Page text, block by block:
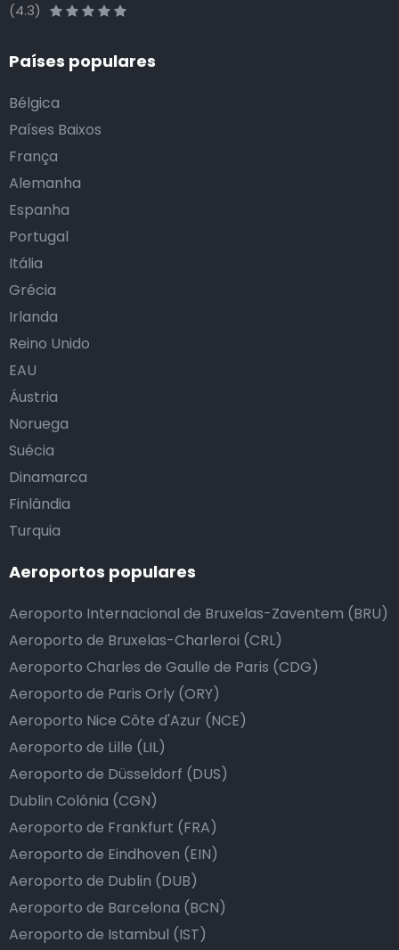
(4.3)
Países populares
Bélgica
Países Baixos
França
Alemanha
Espanha
Portugal
Itália
Grécia
Irlanda
Reino Unido
EAU
Áustria
Noruega
Suécia
Dinamarca
Finlândia
Turquia
Aeroportos populares
Aeroporto Internacional de Bruxelas-Zaventem (BRU)
Aeroporto de Bruxelas-Charleroi (CRL)
Aeroporto Charles de Gaulle de Paris (CDG)
Aeroporto de Paris Orly (ORY)
Aeroporto Nice Côte d'Azur (NCE)
Aeroporto de Lille (LIL)
Aeroporto de Düsseldorf (DUS)
Dublin Colónia (CGN)
Aeroporto de Frankfurt (FRA)
Aeroporto de Eindhoven (EIN)
Aeroporto de Dublin (DUB)
Aeroporto de Barcelona (BCN)
Aeroporto de Istambul (IST)